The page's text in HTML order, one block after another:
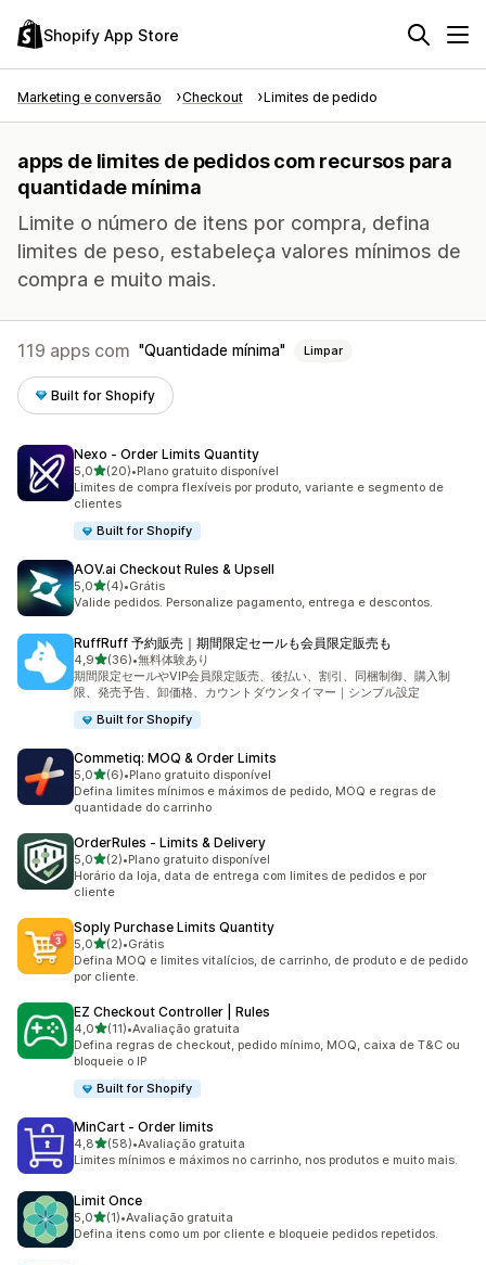
Shopify App Store
Marketing e conversão Checkout Limites de pedido
apps de limites de pedidos com recursos para
quantidade mínima
Limite o número de itens por compra, defina
limites de peso, estabeleça valores mínimos de
compra e muito mais.
119 apps com Quantidade mínima Limpar
Built for Shopify
Nexo ‑ Order Limits Quantity
5,0de 5 estrelas
(20)
20 avaliações ao todo
•Plano gratuito disponível
Limites de compra flexíveis por produto, variante e segmento de
clientes
Built for Shopify
AOV.ai Checkout Rules & Upsell
5,0de 5 estrelas
(4)
4 avaliações ao todo
•Grátis
Valide pedidos. Personalize pagamento, entrega e descontos.
RuffRuff 予約販売｜期間限定セールも会員限定販売も
4,9de 5 estrelas
(36)
36 avaliações ao todo
•無料体験あり
期間限定セールやVIP会員限定販売、後払い、割引、同梱制御、購入制
限、発売予告、卸価格、カウントダウンタイマー｜シンプル設定
Built for Shopify
Commetiq: MOQ & Order Limits
5,0de 5 estrelas
(6)
6 avaliações ao todo
•Plano gratuito disponível
Defina limites mínimos e máximos de pedido, MOQ e regras de
quantidade do carrinho
OrderRules ‑ Limits & Delivery
5,0de 5 estrelas
(2)
2 avaliações ao todo
•Plano gratuito disponível
Horário da loja, data de entrega com limites de pedidos e por
cliente
Soply Purchase Limits Quantity
5,0de 5 estrelas
(2)
2 avaliações ao todo
•Grátis
Defina MOQ e limites vitalícios, de carrinho, de produto e de pedido
por cliente.
EZ Checkout Controller | Rules
4,0de 5 estrelas
(11)
11 avaliações ao todo
•Avaliação gratuita
Defina regras de checkout, pedido mínimo, MOQ, caixa de T&C ou
bloqueie o IP
Built for Shopify
MinCart ‑ Order limits
4,8de 5 estrelas
(58)
58 avaliações ao todo
•Avaliação gratuita
Limites mínimos e máximos no carrinho, nos produtos e muito mais.
Limit Once
5,0de 5 estrelas
(1)
1 avaliações ao todo
•Avaliação gratuita
Defina itens como um por cliente e bloqueie pedidos repetidos.